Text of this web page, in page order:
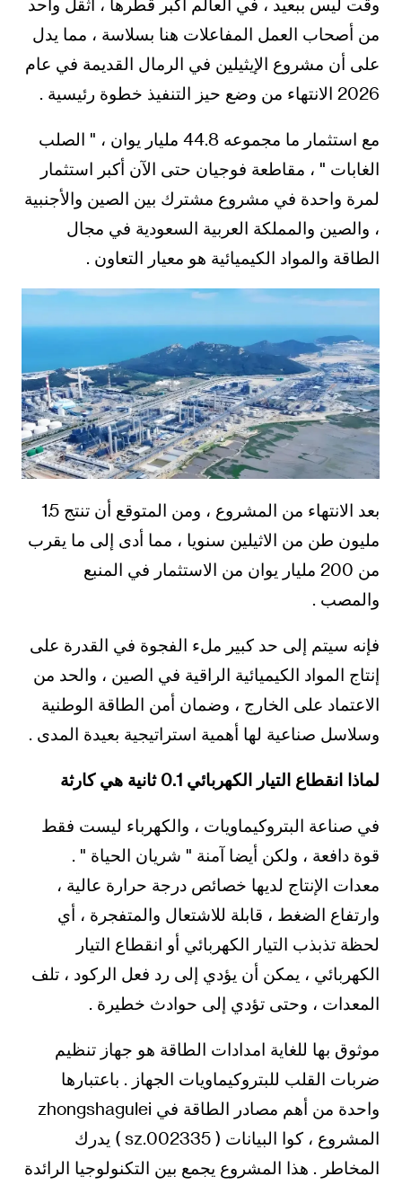
من أصحاب العمل المفاعلات هنا بسلاسة ، مما يدل
على أن مشروع الإيثيلين في الرمال القديمة في عام
2026 الانتهاء من وضع حيز التنفيذ خطوة رئيسية .
مع استثمار ما مجموعه 44.8 مليار يوان ، " الصلب
الغابات " ، مقاطعة فوجيان حتى الآن أكبر استثمار
لمرة واحدة في مشروع مشترك بين الصين والأجنبية
، والصين والمملكة العربية السعودية في مجال
الطاقة والمواد الكيميائية هو معيار التعاون .
بعد الانتهاء من المشروع ، ومن المتوقع أن تنتج 1.5
مليون طن من الاثيلين سنويا ، مما أدى إلى ما يقرب
من 200 مليار يوان من الاستثمار في المنبع
والمصب .
فإنه سيتم إلى حد كبير ملء الفجوة في القدرة على
إنتاج المواد الكيميائية الراقية في الصين ، والحد من
الاعتماد على الخارج ، وضمان أمن الطاقة الوطنية
وسلاسل صناعية لها أهمية استراتيجية بعيدة المدى .
لماذا انقطاع التيار الكهربائي 0.1 ثانية هي كارثة
في صناعة البتروكيماويات ، والكهرباء ليست فقط
قوة دافعة ، ولكن أيضا آمنة " شريان الحياة " .
معدات الإنتاج لديها خصائص درجة حرارة عالية ،
وارتفاع الضغط ، قابلة للاشتعال والمتفجرة ، أي
لحظة تذبذب التيار الكهربائي أو انقطاع التيار
الكهربائي ، يمكن أن يؤدي إلى رد فعل الركود ، تلف
المعدات ، وحتى تؤدي إلى حوادث خطيرة .
موثوق بها للغاية امدادات الطاقة هو جهاز تنظيم
ضربات القلب للبتروكيماويات الجهاز . باعتبارها
واحدة من أهم مصادر الطاقة في zhongshagulei
المشروع ، كوا البيانات ( 002335.sz ) يدرك
المخاطر . هذا المشروع يجمع بين التكنولوجيا الرائدة